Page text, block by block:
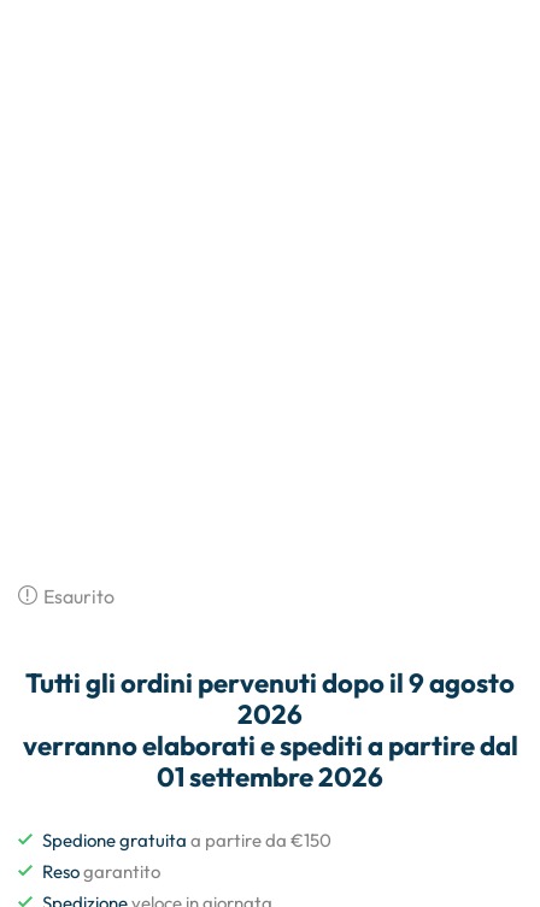
Esaurito
Tutti gliordini pervenuti dopo il9 agosto
2026
verranno elaborati espeditia partire dal
01 settembre 2026
Spedione gratuita a partire da €150
Resogarantito